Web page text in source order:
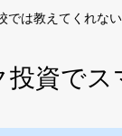
では教えてくれな
投資で